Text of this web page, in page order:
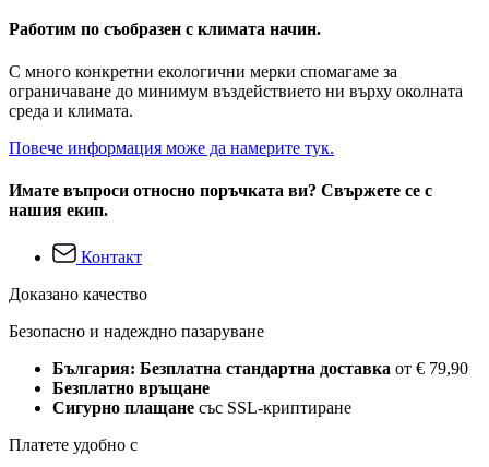
Работим по съобразен с климата начин.
С много конкретни екологични мерки спомагаме за
ограничаване до минимум въздействието ни върху околната
среда и климата.
Повече информация може да намерите тук.
Имате въпроси относно поръчката ви? Свържете се с
нашия екип.
Контакт
Доказано качество
Безопасно и надеждно пазаруване
България: Безплатна стандартна доставка от € 79,90
Безплатно връщане
Сигурно плащане със SSL-криптиране
Платете удобно с